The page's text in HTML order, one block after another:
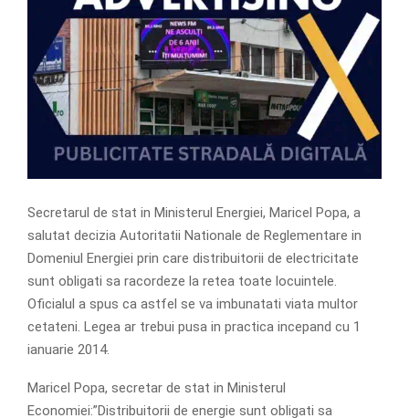
Secretarul de stat in Ministerul Energiei, Maricel Popa, a
salutat decizia Autoritatii Nationale de Reglementare in
Domeniul Energiei prin care distribuitorii de electricitate
sunt obligati sa racordeze la retea toate locuintele.
Oficialul a spus ca astfel se va imbunatati viata multor
cetateni. Legea ar trebui pusa in practica incepand cu 1
ianuarie 2014.
Maricel Popa, secretar de stat in Ministerul
Economiei:”Distribuitorii de energie sunt obligati sa